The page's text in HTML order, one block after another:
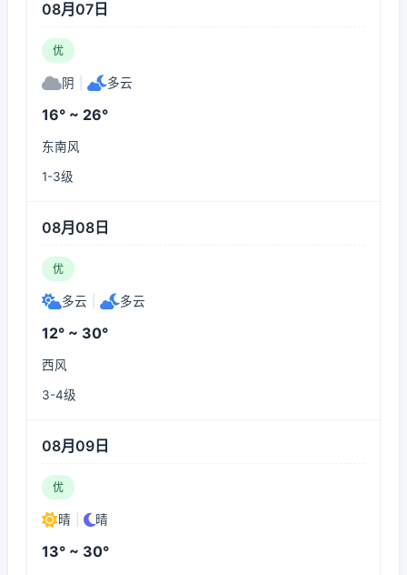
08月07日
优
阴 多云
16° ~ 26°
东南风
1-3级
08月08日
优
多云 多云
12° ~ 30°
西风
3-4级
08月09日
优
晴 晴
13° ~ 30°